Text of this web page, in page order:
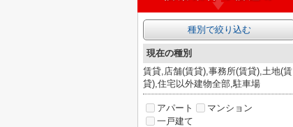
種別で絞り込む
現在の種別
賃貸,店舗(賃貸),事務所(賃貸),土地(賃
貸),住宅以外建物全部,駐車場
アパート
マンション
一戸建て